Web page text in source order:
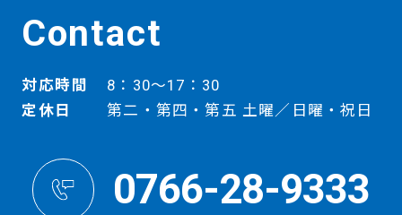
Contact
対応時間
8：30～17：30
定休日
第二・第四・第五 土曜／日曜・祝日
0766-28-9333